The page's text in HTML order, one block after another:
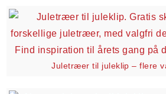
Juletræer til juleklip – flere